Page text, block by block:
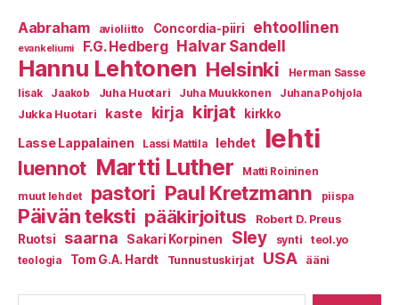
Aabraham avioliitto Concordia-piiri ehtoollinen
evankeliumi F.G. Hedberg Halvar Sandell
Hannu Lehtonen Helsinki
Herman Sasse
Iisak
Jaakob Juha Huotari Juha Muukkonen Juhana Pohjola
Jukka Huotari kaste kirja kirjat kirkko
Lasse Lappalainen Lassi Mattila lehdet lehti
luennot Martti Luther
Matti Roininen
muut lehdet
pastori Paul Kretzmann piispa
Päivän teksti pääkirjoitus Robert D. Preus
Ruotsi saarna Sakari Korpinen Sley synti teol.yo
teologia Tom G.A. Hardt Tunnustuskirjat USA ääni